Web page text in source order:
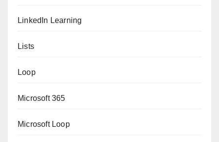
LinkedIn Learning
Lists
Loop
Microsoft 365
Microsoft Loop